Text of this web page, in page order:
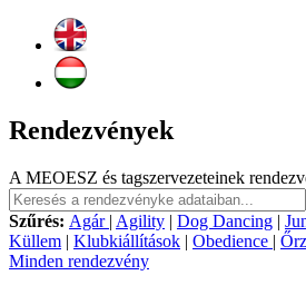
Rendezvények
A MEOESZ és tagszervezeteinek
Szűrés: Agár | Agility | Dog Dancing |
Küllem | Klubkiállítások | Obedience |
Minden rendezvény